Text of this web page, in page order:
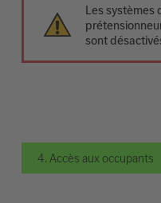
Les systèmes
sont
4. Accès aux occupants